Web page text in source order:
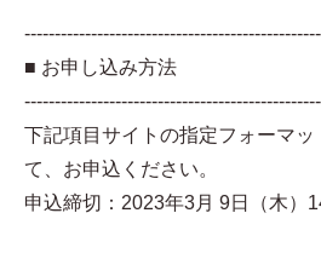
■ お申し込み方法
下記項目サイトの指定フォーマ
て、お申込ください。
申込締切：2023年3月 9日（木）